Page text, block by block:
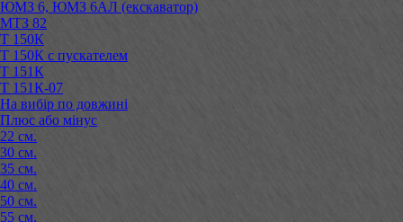
ЮМЗ 6, ЮМЗ 6АЛ (екскаватор)
МТЗ 82
Т 150К
Т 150К с пускателем
Т 151К
Т 151К-07
На вибір по довжині
Плюс або мінус
22 см.
30 см.
35 см.
40 см.
50 см.
55 см.